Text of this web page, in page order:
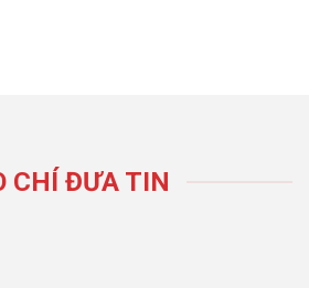
CHÍ ĐƯA TIN